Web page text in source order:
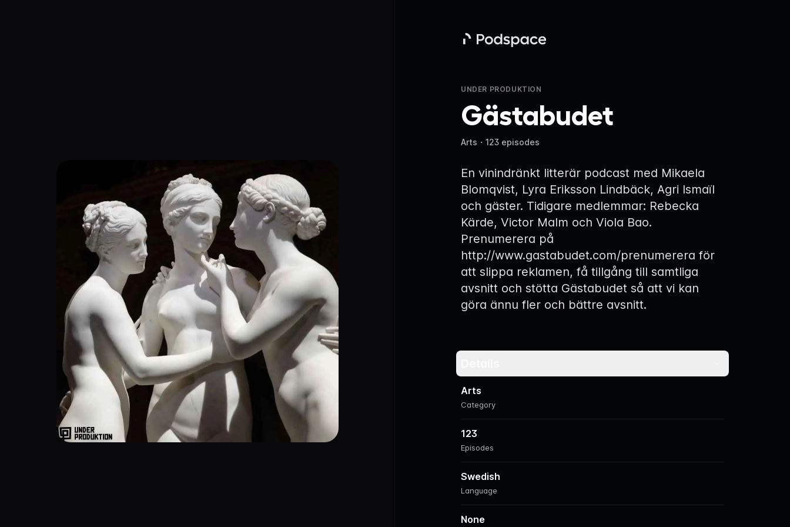
Podspace
UNDER PRODUKTION
Gästabudet
Arts ・ 123 episodes
En vinindränkt litterär podcast med Mikaela
Blomqvist, Lyra Eriksson Lindbäck, Agri Ismaïl
och gäster. Tidigare medlemmar: Rebecka
Kärde, Victor Malm och Viola Bao.
Prenumerera på
http://www.gastabudet.com/prenumerera för
att slippa reklamen, få tillgång till samtliga
avsnitt och stötta Gästabudet så att vi kan
göra ännu fler och bättre avsnitt.
Category
Arts
Episodes
123
Language
Swedish
None